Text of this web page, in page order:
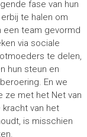
fase van hun
te halen om
een team gevormd
via sociale
te delen,
hun steun en
En we
ze met het Net van
kracht van het
is misschien